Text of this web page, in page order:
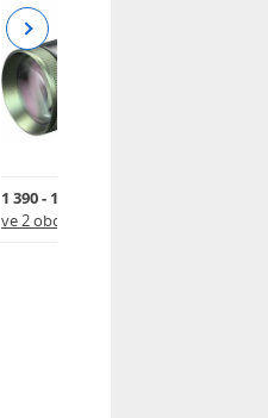
1 390 - 1 590 Kč
ve 2 obchodech
Next